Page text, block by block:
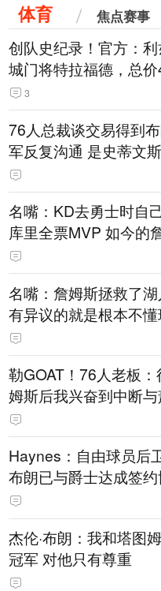
体育 焦点赛事
创队史纪录！官方：
城门将特拉福德，总
3
76人总裁谈交易得到
军反复沟通 是史蒂文
名嘴：KD去勇士时自
库里全票MVP 如今的
名嘴：詹姆斯拯救了
有异议的就是根本不
勒GOAT！76人老板
姆斯后我兴奋到中断
Haynes：自由球员后
布朗已与爵士达成签约
杰伦·布朗：我和塔图
冠军 对他只有尊重